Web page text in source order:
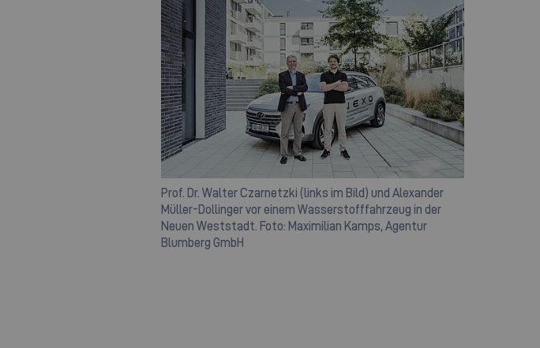
Prof. Dr. Walter Czarnetzki (links im Bild) und Alexander
Müller-Dollinger vor einem Wasserstofffahrzeug in der
Neuen Weststadt. Foto: Maximilian Kamps, Agentur
Blumberg GmbH